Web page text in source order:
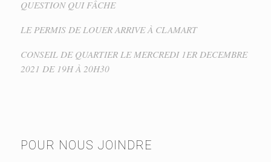
QUESTION QUI FÂCHE
LE PERMIS DE LOUER ARRIVE À CLAMART
CONSEIL DE QUARTIER LE MERCREDI 1ER DECEMBRE
2021 DE 19H À 20H30
POUR NOUS JOINDRE